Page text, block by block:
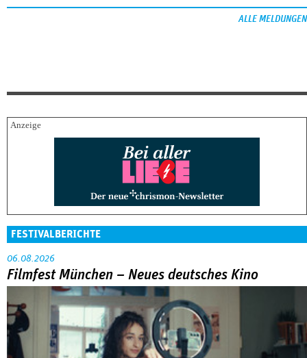
ALLE MELDUNGEN
FESTIVALBERICHTE
06.08.2026
Filmfest München – Neues deutsches Kino